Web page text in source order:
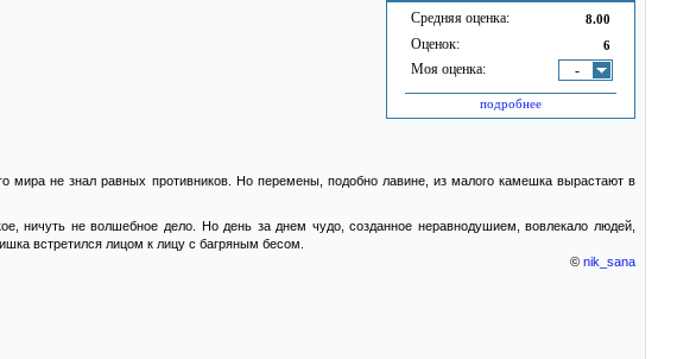
Средняя оценка: 8.00
Оценок: 6
Моя оценка: -
подробнее
мира не знал равных противников. Но перемены, подобно лавине, из малого камешка вырастают в
ничуть не волшебное дело. Но день за днем чудо, созданное неравнодушием, вовлекало людей,
встретился лицом к лицу с багряным бесом.
© nik_sana